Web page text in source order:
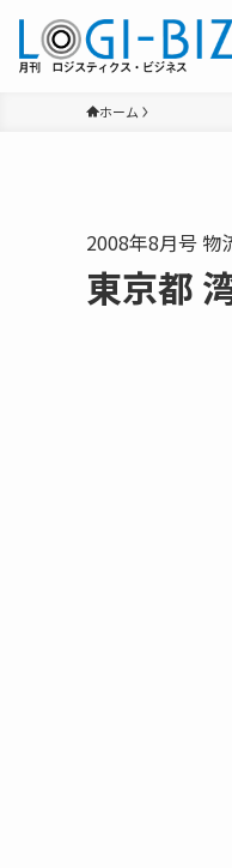
ホーム
2008年8月号 物
東京都